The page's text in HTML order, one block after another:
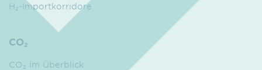
H₂-Importkorridore
CO₂
CO₂ im Überblick